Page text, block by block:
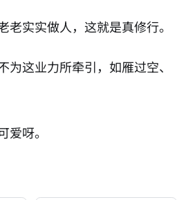
老实实做人，这就是真修行。
为这业力所牵引，如雁过空、
爱呀。